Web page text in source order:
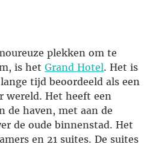
plekken om te
is het Grand Hotel. Het is
tijd beoordeeld als een
wereld. Het heeft een
de haven, met aan de
de oude binnenstad. Het
en 21 suites. De suites